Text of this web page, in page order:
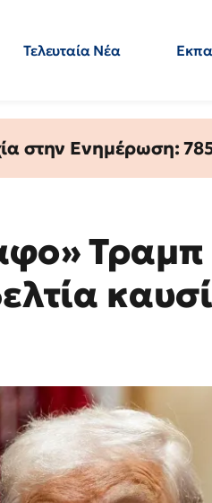
Τελευταία Νέα
στην Ενημέρωση:
Τραμπ